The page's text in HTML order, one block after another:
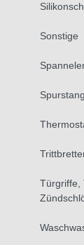
Sonstige
Türgriffe,